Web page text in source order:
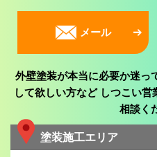
メール
外壁塗装が本当に必要か迷っ
して欲しい方などしつこい営
相談く
塗装施工エリア